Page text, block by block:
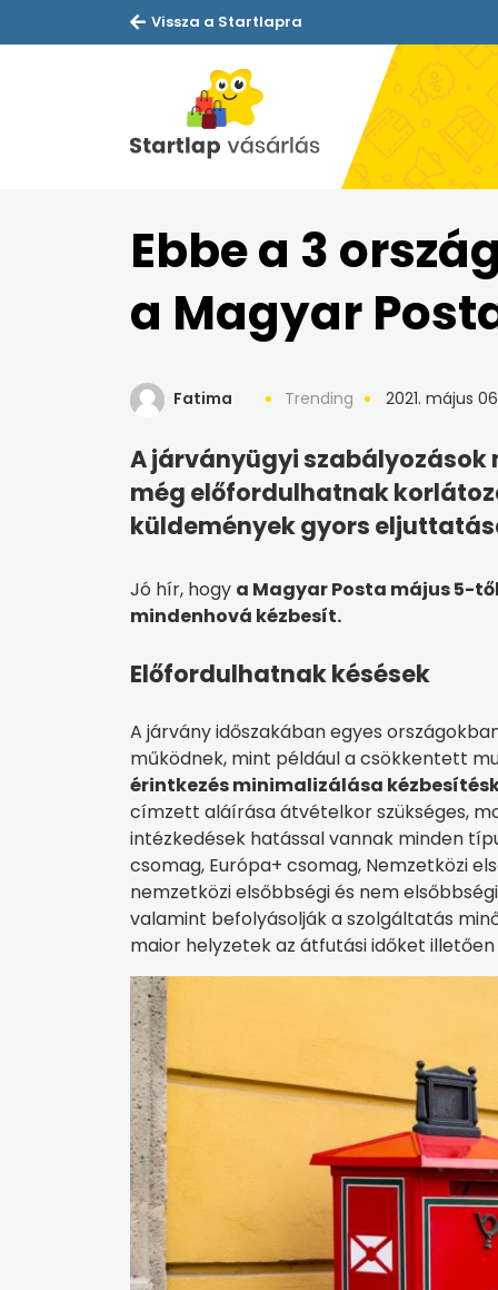
Vissza a Startlapra
Ebbe a 3
a Magyar
Fatima Trending 2021. május
A járványügyi szabályozások
még előfordulhatnak
küldemények gyors
Jó hír, hogy a Magyar Posta május 5-
mindenhová kézbesít.
Előfordulhatnak késések
A járvány időszakában egyes
működnek, mint például a csökkentett
érintkezés minimalizálása
címzett aláírása átvételkor szükséges,
intézkedések hatással vannak minden
csomag, Európa+ csomag, Nemzetközi
nemzetközi elsőbbségi és nem
valamint befolyásolják a szolgáltatás
maior helyzetek az átfutási időket illetően